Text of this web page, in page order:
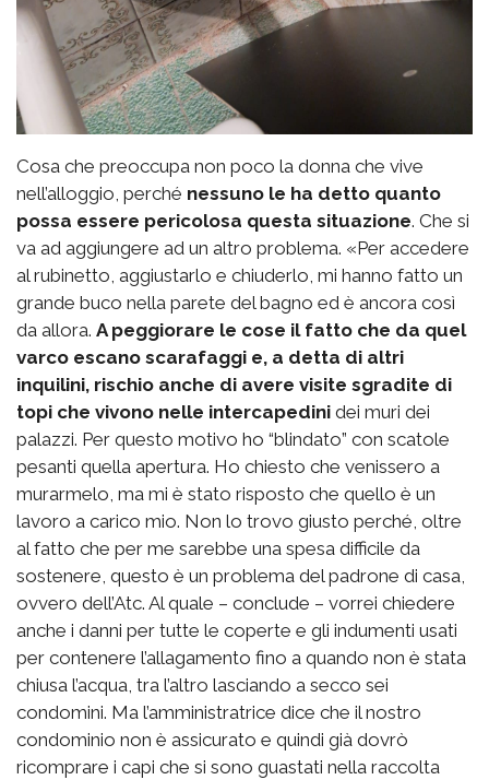
Cosa che preoccupa non poco la donna che vive
nell’alloggio, perché nessuno le ha detto quanto
possa essere pericolosa questa situazione. Che si
va ad aggiungere ad un altro problema. «Per accedere
al rubinetto, aggiustarlo e chiuderlo, mi hanno fatto un
grande buco nella parete del bagno ed è ancora così
da allora. A peggiorare le cose il fatto che da quel
varco escano scarafaggi e, a detta di altri
inquilini, rischio anche di avere visite sgradite di
topi che vivono nelle intercapedini dei muri dei
palazzi. Per questo motivo ho “blindato” con scatole
pesanti quella apertura. Ho chiesto che venissero a
murarmelo, ma mi è stato risposto che quello è un
lavoro a carico mio. Non lo trovo giusto perché, oltre
al fatto che per me sarebbe una spesa difficile da
sostenere, questo è un problema del padrone di casa,
ovvero dell’Atc. Al quale – conclude – vorrei chiedere
anche i danni per tutte le coperte e gli indumenti usati
per contenere l’allagamento fino a quando non è stata
chiusa l’acqua, tra l’altro lasciando a secco sei
condomini. Ma l’amministratrice dice che il nostro
condominio non è assicurato e quindi già dovrò
ricomprare i capi che si sono guastati nella raccolta